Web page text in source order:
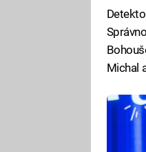
Michal